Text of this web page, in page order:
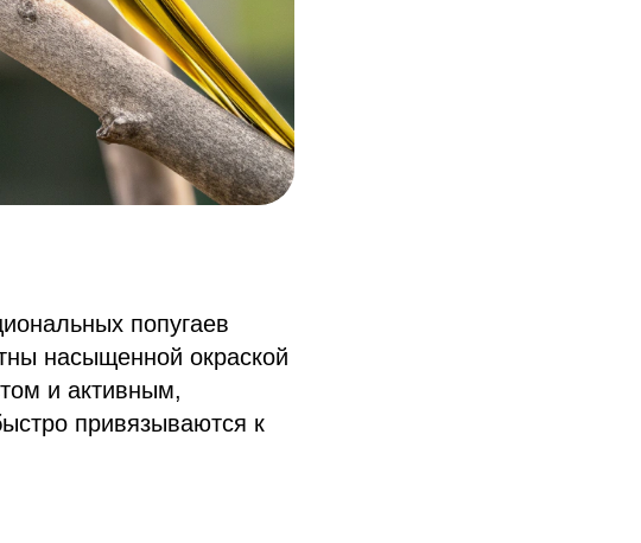
попугаев
насыщенной окраской
и активным,
привязываются к